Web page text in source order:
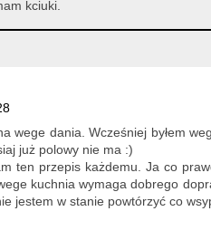
kciuki.
wege dania. Wcześniej byłem
już polowy nie ma :)
ten przepis każdemu. Ja co
kuchnia wymaga dobrego
jestem w stanie powtórzyć co